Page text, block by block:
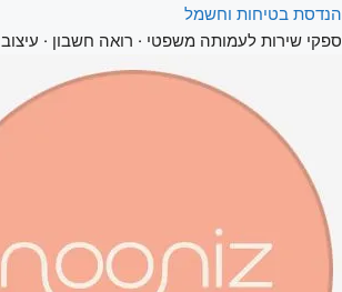
הנדסת בטיחות וחשמל
ספקי שירות לעמותה משפטי · רואה חשבון · עיצוב